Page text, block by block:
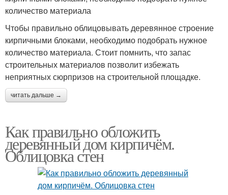
количество материала
Чтобы правильно облицовывать деревянное строение
кирпичными блоками, необходимо подобрать нужное
количество материала. Стоит помнить, что запас
строительных материалов позволит избежать
неприятных сюрпризов на строительной площадке.
читать дальше →
Как правильно обложить
деревянный дом кирпичём.
Облицовка стен